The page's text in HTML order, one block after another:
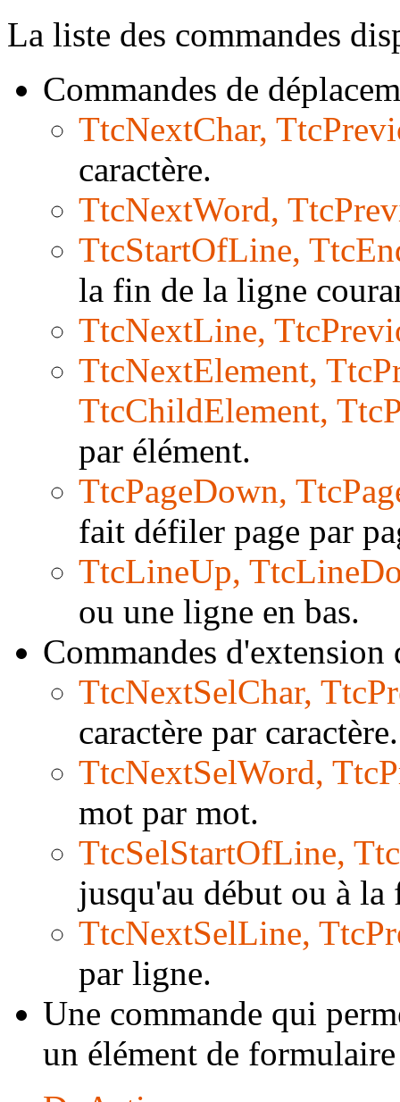
La liste des commandes
Commandes de
TtcNextChar,
caractère.
TtcNextWord,
TtcStartOfLine,
la fin de la ligne
TtcNextLine,
TtcNextElement,
TtcChildElement,
par élément.
TtcPageDown,
fait défiler page par
TtcLineUp,
ou une ligne en bas.
Commandes d'extension
TtcNextSelChar,
caractère par caractère.
TtcNextSelWord,
mot par mot.
TtcSelStartOfLine,
jusqu'au début ou à
TtcNextSelLine,
par ligne.
Une commande qui
un élément de